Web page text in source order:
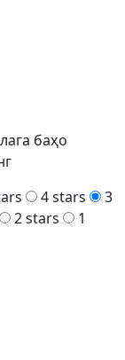
баҳо
4 stars
3
2 stars
1